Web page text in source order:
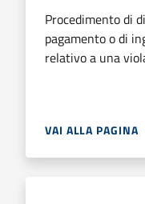
Procedimento di
pagamento o di
relativo a una
VAI ALLA PAGINA